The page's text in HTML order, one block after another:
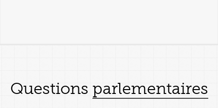
Questions parlementaires